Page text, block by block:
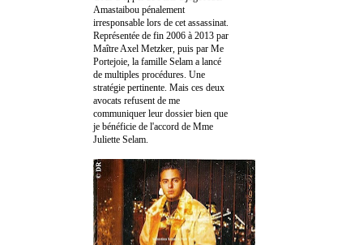
Amastaibou pénalement
irresponsable lors de cet assassinat.
Représentée de fin 2006 à 2013 par
Maître Axel Metzker, puis par Me
Portejoie, la famille Selam a lancé
de multiples procédures. Une
stratégie pertinente. Mais ces deux
avocats refusent de me
communiquer leur dossier bien que
je bénéficie de l'accord de Mme
Juliette Selam.